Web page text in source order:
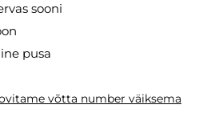
sooni
pusa
võtta number väiksema